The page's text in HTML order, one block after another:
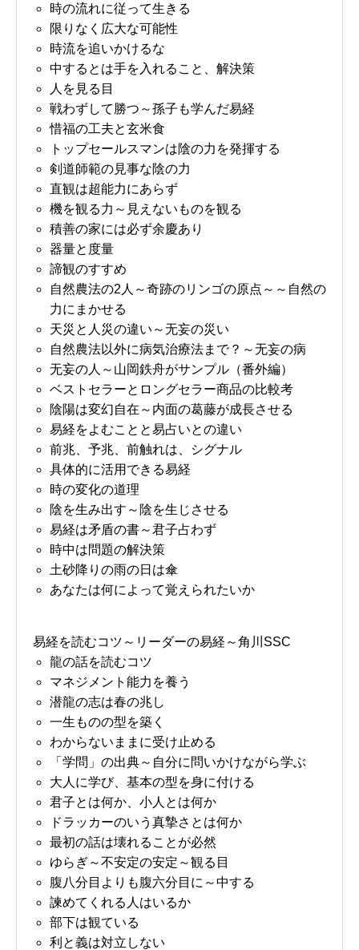
時の流れに従って生きる
限りなく広大な可能性
時流を追いかけるな
中するとは手を入れること、解決策
人を見る目
戦わずして勝つ～孫子も学んだ易経
惜福の工夫と玄米食
トップセールスマンは陰の力を発揮する
剣道師範の見事な陰の力
直観は超能力にあらず
機を観る力～見えないものを観る
積善の家には必ず余慶あり
器量と度量
諦観のすすめ
自然農法の2人～奇跡のリンゴの原点～～自然の
力にまかせる
天災と人災の違い～无妄の災い
自然農法以外に病気治療法まで？～无妄の病
无妄の人～山岡鉄舟がサンプル（番外編）
ベストセラーとロングセラー商品の比較考
陰陽は変幻自在～内面の葛藤が成長させる
易経をよむことと易占いとの違い
前兆、予兆、前触れは、シグナル
具体的に活用できる易経
時の変化の道理
陰を生み出す～陰を生じさせる
易経は矛盾の書～君子占わず
時中は問題の解決策
土砂降りの雨の日は傘
あなたは何によって覚えられたいか
易経を読むコツ～リーダーの易経～角川SSC
龍の話を読むコツ
マネジメント能力を養う
潜龍の志は春の兆し
一生ものの型を築く
わからないままに受け止める
「学問」の出典～自分に問いかけながら学ぶ
大人に学び、基本の型を身に付ける
君子とは何か、小人とは何か
ドラッカーのいう真摯さとは何か
最初の話は壊れることが必然
ゆらぎ～不安定の安定～観る目
腹八分目よりも腹六分目に～中する
諫めてくれる人はいるか
部下は観ている
利と義は対立しない